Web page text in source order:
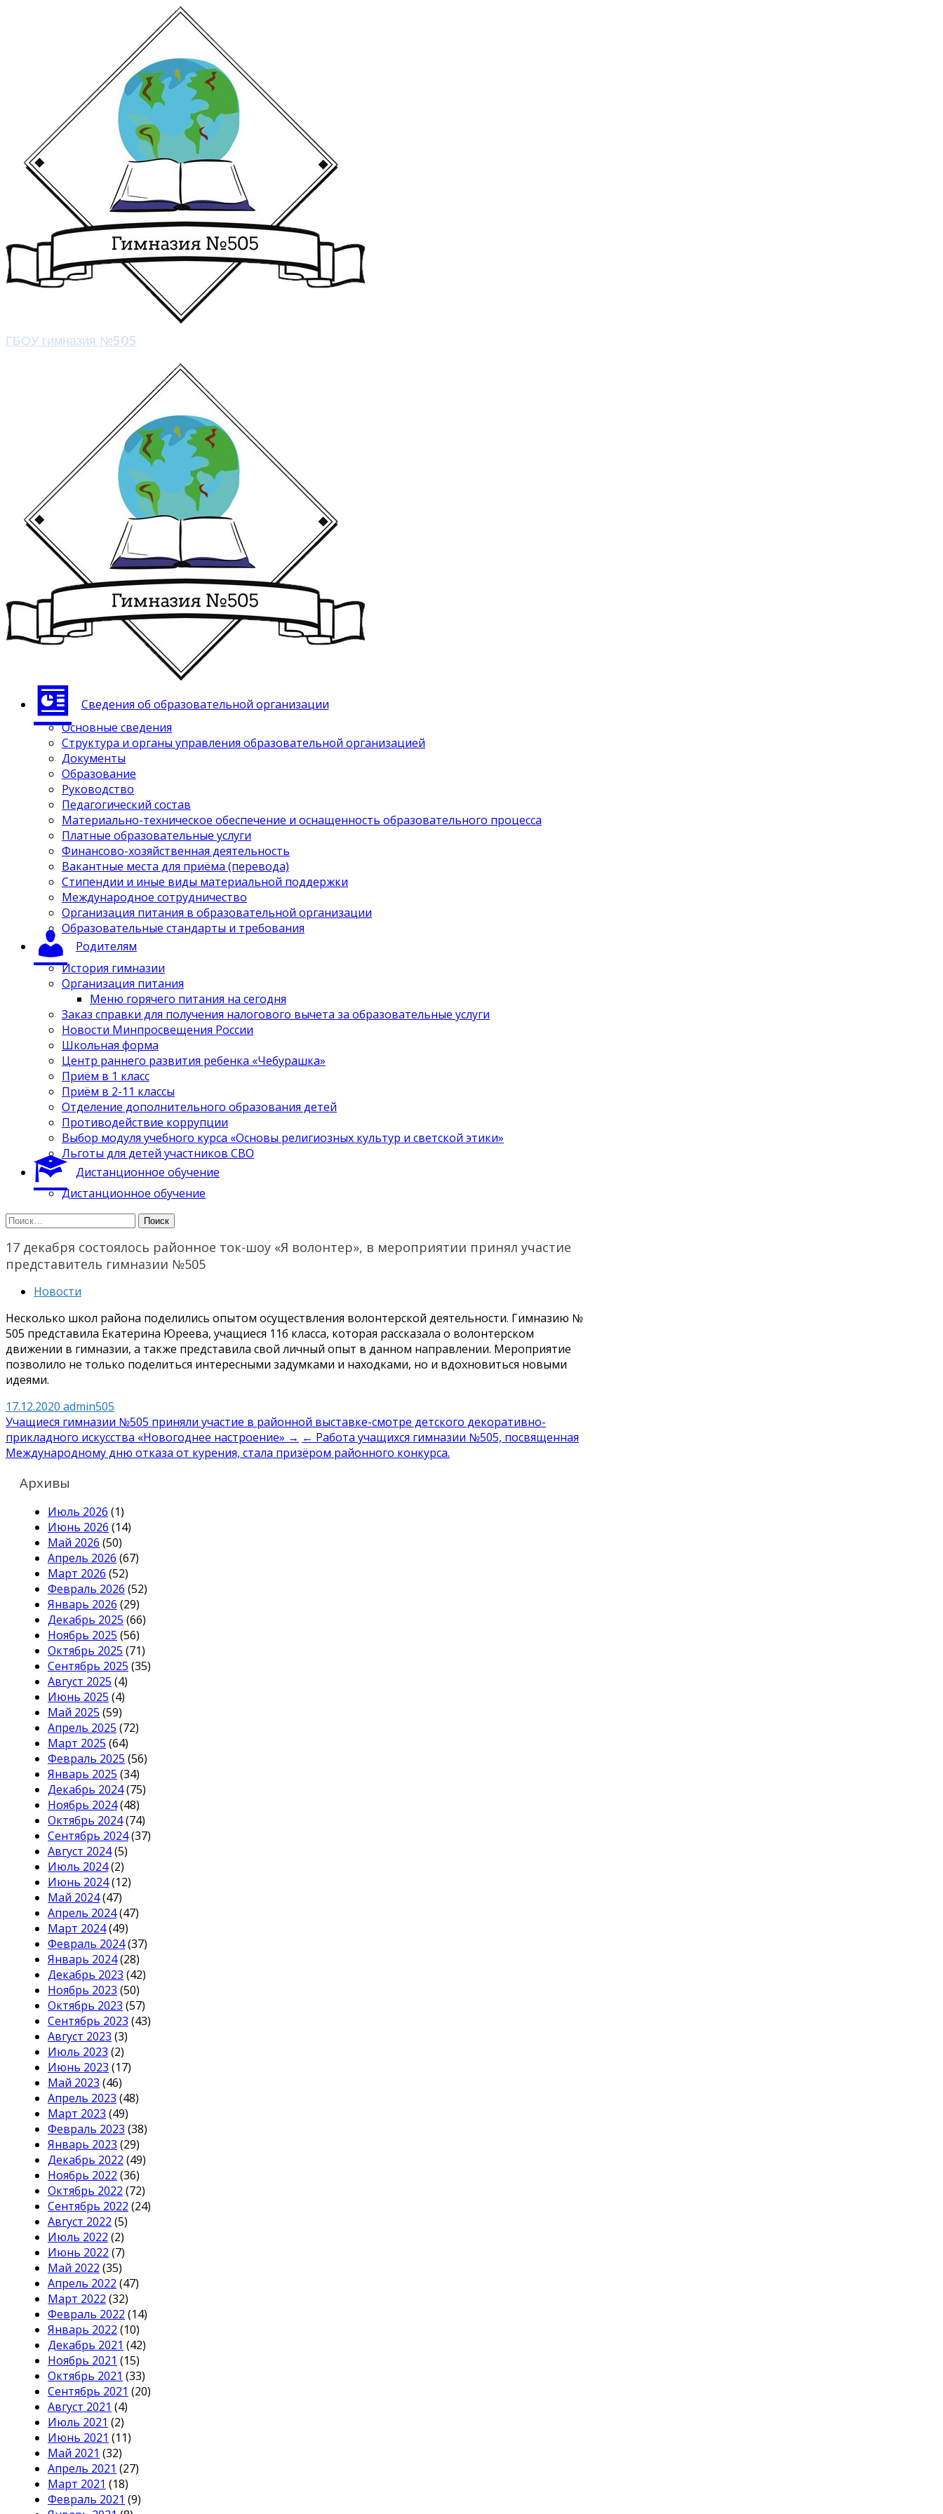
ГБОУ гимназия №505
Сведения об образовательной организации
Основные сведения
Структура и органы управления образовательной организацией
Документы
Образование
Руководство
Педагогический состав
Материально-техническое обеспечение и оснащенность образовательного процесса
Платные образовательные услуги
Финансово-хозяйственная деятельность
Вакантные места для приёма (перевода)
Стипендии и иные виды материальной поддержки
Международное сотрудничество
Организация питания в образовательной организации
Образовательные стандарты и требования
Родителям
История гимназии
Организация питания
Меню горячего питания на сегодня
Заказ справки для получения налогового вычета за образовательные услуги
Новости Минпросвещения России
Школьная форма
Центр раннего развития ребенка «Чебурашка»
Приём в 1 класс
Приём в 2-11 классы
Отделение дополнительного образования детей
Противодействие коррупции
Выбор модуля учебного курса «Основы религиозных культур и светской этики»
Льготы для детей участников СВО
Дистанционное обучение
Дистанционное обучение
Найти:
17 декабря состоялось районное ток-шоу «Я волонтер», в мероприятии принял участие
представитель гимназии №505
Новости
Несколько школ района поделились опытом осуществления волонтерской деятельности. Гимназию №
505 представила Екатерина Юреева, учащиеся 11б класса, которая рассказала о волонтерском
движении в гимназии, а также представила свой личный опыт в данном направлении. Мероприятие
позволило не только поделиться интересными задумками и находками, но и вдохновиться новыми
идеями.
17.12.2020 admin505
Навигация
по
записям
Учащиеся гимназии №505 приняли участие в районной выставке-смотре детского декоративно-
прикладного искусства «Новогоднее настроение» → ← Работа учащихся гимназии №505, посвященная
Международному дню отказа от курения, стала призёром районного конкурса.
Архивы
Июль 2026 (1)
Июнь 2026 (14)
Май 2026 (50)
Апрель 2026 (67)
Март 2026 (52)
Февраль 2026 (52)
Январь 2026 (29)
Декабрь 2025 (66)
Ноябрь 2025 (56)
Октябрь 2025 (71)
Сентябрь 2025 (35)
Август 2025 (4)
Июнь 2025 (4)
Май 2025 (59)
Апрель 2025 (72)
Март 2025 (64)
Февраль 2025 (56)
Январь 2025 (34)
Декабрь 2024(75)
Ноябрь 2024(48)
Октябрь 2024(74)
Сентябрь 2024(37)
Август 2024(5)
Июль 2024(2)
Июнь 2024(12)
Май 2024(47)
Апрель 2024(47)
Март 2024(49)
Февраль 2024(37)
Январь 2024(28)
Декабрь 2023 (42)
Ноябрь 2023 (50)
Октябрь 2023 (57)
Сентябрь 2023 (43)
Август 2023 (3)
Июль 2023 (2)
Июнь 2023 (17)
Май 2023 (46)
Апрель 2023 (48)
Март 2023 (49)
Февраль 2023 (38)
Январь 2023 (29)
Декабрь 2022 (49)
Ноябрь 2022 (36)
Октябрь 2022 (72)
Сентябрь 2022 (24)
Август 2022 (5)
Июль 2022 (2)
Июнь 2022 (7)
Май 2022 (35)
Апрель 2022 (47)
Март 2022 (32)
Февраль 2022 (14)
Январь 2022 (10)
Декабрь 2021 (42)
Ноябрь 2021 (15)
Октябрь 2021 (33)
Сентябрь 2021 (20)
Август 2021 (4)
Июль 2021 (2)
Июнь 2021 (11)
Май 2021 (32)
Апрель 2021 (27)
Март 2021 (18)
Февраль 2021 (9)